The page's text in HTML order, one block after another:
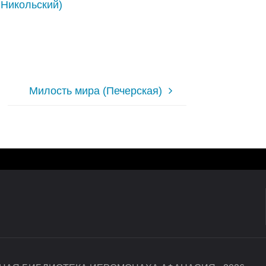
Милость мира (Печерская)